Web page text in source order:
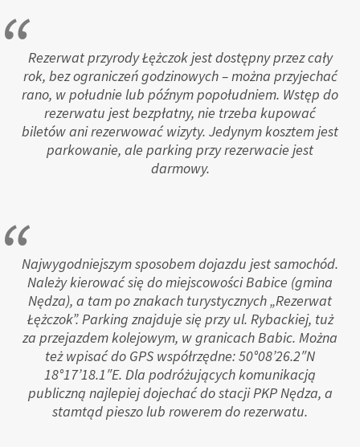
Rezerwat przyrody Łężczok jest dostępny przez cały
rok, bez ograniczeń godzinowych – można przyjechać
rano, w południe lub późnym popołudniem. Wstęp do
rezerwatu jest bezpłatny, nie trzeba kupować
biletów ani rezerwować wizyty. Jedynym kosztem jest
parkowanie, ale parking przy rezerwacie jest
darmowy.
Najwygodniejszym sposobem dojazdu jest samochód.
Należy kierować się do miejscowości Babice (gmina
Nędza), a tam po znakach turystycznych „Rezerwat
Łężczok”. Parking znajduje się przy ul. Rybackiej, tuż
za przejazdem kolejowym, w granicach Babic. Można
też wpisać do GPS współrzędne: 50°08’26.2″N
18°17’18.1″E. Dla podróżujących komunikacją
publiczną najlepiej dojechać do stacji PKP Nędza, a
stamtąd pieszo lub rowerem do rezerwatu.